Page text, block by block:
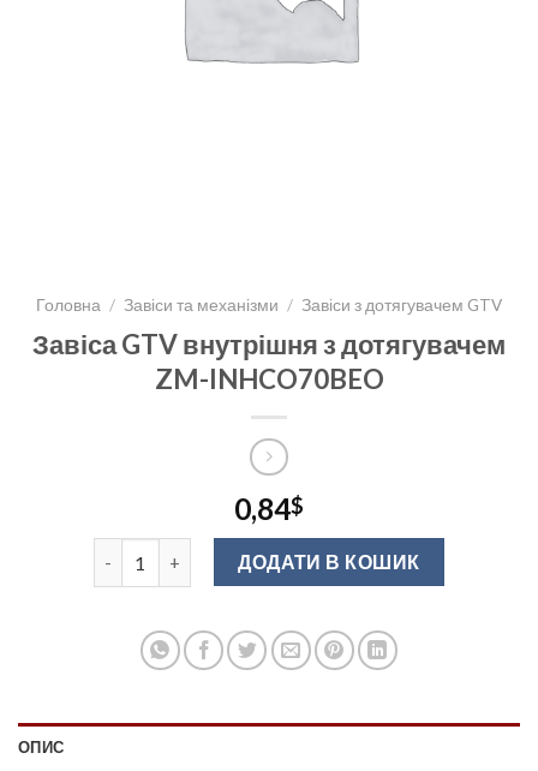
Головна / Завіси та механізми / Завіси з дотягувачем GTV
Завіса GTV внутрішня з дотягувачем
ZM-INHCO70BEO
0,84$
Завіса GTV внутрішня з дотягувачем ZM-
ДОДАТИ В КОШИК
ОПИС